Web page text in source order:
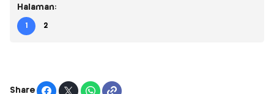
Halaman:
1 2
Share